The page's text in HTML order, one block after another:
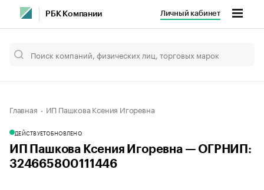
РБК Компании Личный кабинет
Главная ИП Пашкова Ксения Игоревна
ДЕЙСТВУЕТОБНОВЛЕНО
ИП Пашкова Ксения Игоревна — ОГРНИП:
324665800111446